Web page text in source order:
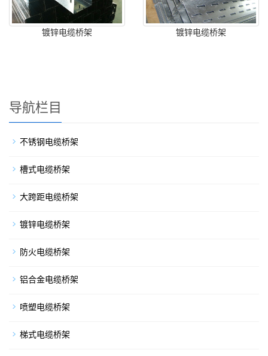
镀锌电缆桥架 镀锌电缆桥架
导航栏目
不锈钢电缆桥架
槽式电缆桥架
大跨距电缆桥架
镀锌电缆桥架
防火电缆桥架
铝合金电缆桥架
喷塑电缆桥架
梯式电缆桥架